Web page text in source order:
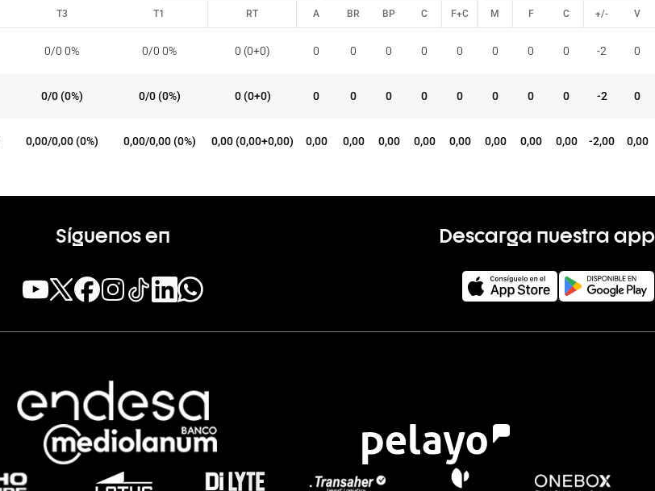
T3 T1 RT A BR BP C F+C M F C +/- V
0/0 0% 0/0 0% 0 (0+0) 0 0 0 0 0 0 0 0 -2 0
0/0 (0%) 0/0 (0%) 0 (0+0) 0 0 0 0 0 0 0 0 -2 0
0,00/0,00 (0%) 0,00/0,00 (0%) 0,00 (0,00+0,00) 0,00 0,00 0,00 0,00 0,00 0,00 0,00 0,00 -2,00 0,00
Síguenos en Descarga nuestra app